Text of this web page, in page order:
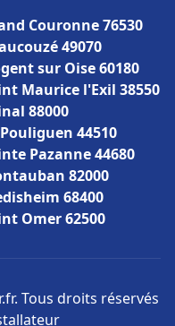
Couronne 76530
49070
sur Oise 60180
Maurice l'Exil 38550
88000
44510
Pazanne 44680
82000
68400
Omer 62500
Tous droits réservés